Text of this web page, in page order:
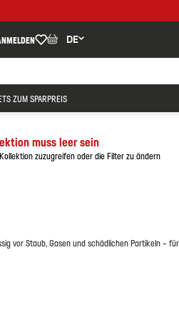
DE
ZUM SPARPREIS
muss leer sein
zuzugreifen oder die Filter zu ändern
vor Staub, Gasen und schädlichen Partikeln –